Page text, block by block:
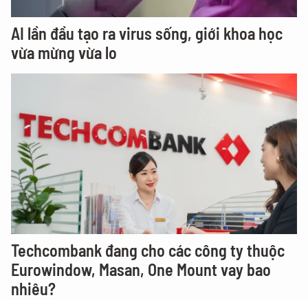
AI lần đầu tạo ra virus sống, giới khoa học
vừa mừng vừa lo
Techcombank đang cho các công ty thuộc
Eurowindow, Masan, One Mount vay bao
nhiêu?